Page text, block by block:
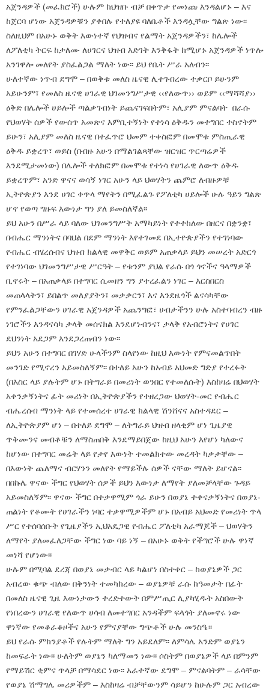
አጀንዳዎች (መፈክሮች) ሁሉም ከህዝቡ ብቻ በቀጥታ የመነጩ እንዳልሆኑ – እና
ከጀርባ ሆነው አጀንዳዎቹን ያቀበሉ የተለያዩ ባለቤቶች እንዳሏቸው ግልጽ ነው፡፡
ስለዚህም በአሁኑ ወቅት እውነተኛ የህዝብና የልማት አጀንዳዎችን፣ ከሌሎች
ለፖለቲካ ትርፍ ከታለሙ ለሀገርና ህዝብ እድገት እንቅፋት ከሚሆኑ አጀንዳዎች ነጥሎ
አንገዋሎ መለየት ያስፈልጋል ማለት ነው፡፡ ይህ የቤት ሥራ አለብን፡፡
ሁለተኛው ነጥብ ደግሞ – በወቅቱ መለስ ዜናዊ ሊተገብረው ተቃርቦ ይሁንም
አይሁንም፣ የመለስ ዜናዊ ሀገራዊ ህገመንግሥታዊ ‹‹የለውጥ›› ወይም ‹‹ማሻሻያ››
ዕቅድ በሌሎች ሀይሎች ጣልቃገብነት ይጨናገፍበትም፣ አሊያም ምናልባት በራሱ
የህወሃት ሰዎች የውሰጥ አመጽና እምቢተኝነት የተነሳ ዕቅዱን መተግበር ተስኖትም
ይሁን፣ አሊያም መለስ ዜናዊ በተፈጥሮ ህመም ተቀስፎም በመሞቱ ምስጢራዊ
ዕቅዱ ይቋረጥ፣ ወይስ (በብዙ አሁን በማልገልጻቸው ዝርዝር ጥርጣሬዎች
እንደሚታመነው) በሌሎች ተለክፎም በመሞቱ የተነሳ የሀገራዊ ለውጥ ዕቅዱ
ይቋረጥም፣ አንድ ዋናና ወሳኝ ነገር አሁን ላይ ህወሃትን ጨምሮ ለብዙዎቹ
ኢትዮጵያን እንደ ሀገር ቀጥላ ማየትን በሚፈልጉ የፖለቲካ ሀይሎች ሁሉ ዓይን ግልጽ
ሆኖ የወጣ ግዙፍ እውነታ ግን ያለ ይመስለኛል፡፡
ይህ አሁን በሥራ ላይ ባለው ህገመንግሥት አማካይነት የተተከለው በዘርና በቋንቋ፣
በብሔር ማንነትና በባህል በደም ማንነት እየተገመደ በኢተዮጵያችን የተገነባው
የብሔር ብሄረሰብና ህዝብ ክልላዊ መዋቅር ወይም አጠቃላይ ይህን መሠረት አድርጎ
የተገነባው ህገመንግሥታዊ ሥርዓት – የቱንም ያህል የራሱ በጎ ጎኖችና ዓላማዎች
ቢኖሩት – በአጠቃላይ በተግባር ሲመዘን ግን ያተረፈልን ነገር – እርስበርስ
መጠላላትን፣ ይበልጥ መለያያትን፣ መቃቃርን፣ እና እንደዜጎች ልናሳካቸው
የምንፈልጋቸውን ሀገራዊ አጀንዳዎች አጨንግፎ፣ ሀብታችንን ሁሉ አስተባብረን ብዙ
ነገሮችን እንዳናሳካ ታላቅ መሰናክል እንደሆነብንና፣ ታላቅ የአብሮነትና የሀገር
ደህንነት አደጋም እንደጋረጠብን ነው፡፡
ይህን አሁን በተግባር በገሃድ ሁላችንም ስላየነው ከዚህ እውነት የምናመልጥበት
መንገድ የሚኖረን አይመስለኝም፡፡ በተለይ አሁን ከአብይ አህመድ ግድያ የተረፉት
(በእስር ላይ ያሉትም ሆኑ በትግራይ በመሪነት ወንበር የተመለሱት) እስከዛሬ በህወሃት
አቀንቃኝነትና ፊት መሪነት በኢትዮጵያችን የተዘረጋው ህወሃት-መር የብሔር
ብሔረሰብ ማንነት ላይ የተመሰረተ ሀገራዊ ክልላዊ ሽንሸናና አስተዳደር –
ለኢትዮጵያም ሆነ – በተለይ ደግሞ – ለትግራይ ህዝብ ዘላቂም ሆነ ጊዜያዊ
ጥቅሙንና መብቶቹን ለማስጠበቅ እንደማይበጀው ከዚህ አሁን እየሆነ ካለውና
ከሆነው በተግባር መሬት ላይ የታየ እውነት ተመልክተው መረዳት ካቃታቸው –
በእውነት ጨለማና ብርሃንን መለየት የማይችሉ ሰዎች ናቸው ማለት ይሆናል፡፡
በበኩሌ ዋናው ችግር የህወሃት ሰዎች ይህን እውነታ ለማየት ያለመቻላቸው ጉዳይ
አይመስለኝም፡፡ ዋናው ችግር በተቃዋሚም ጎራ ይሁን በወያኔ ተቀናቃኝነትና በወያኔ-
ጠልነት የቆሙት የሀገራችን ነባር ተቃዋሚዎችም ሆኑ በአብይ አህመድ የመሪነት ጥላ
ሥር የተሰባሰቡት የጊዜያችን ኢህአዴጋዊ የብሔር ፖለቲካ አራማጆች – ህወሃትን
ለማየት ያለመፈለጋቸው ችግር ነው ባይ ነኝ – በአሁኑ ወቅት የችግሮች ሁሉ ዋነኛ
መነሻ የሆነው፡፡
ሁሉም በሚባል ደረጃ በወያኔ መቃብር ላይ ካልሆነ በስተቀር – ከወያኔዎች ጋር
አብረው ቁጭ ብለው በቅንነት ተመካክረው – ወያኔዎቹ ራሱ ከዓመታት በፊት
በመለስ ዜናዊ ጊዜ እውነታውን ተረድተውት በምሥጢር ሊያካሂዱት አስበውት
የነበረውን ሀገራዊ የለውጥ ሀሳብ ለመተግበር አንዳችም ፍላጎት ያለመኖሩ ነው
ዋነኛው የመቆራቆዞችና አሁን የምናያቸው ግጭቶች ሁሉ መንስዔ፡፡
ይህ የራሱ ምክንያቶች የሉትም ማለት ግን አይደለም፡፡ ለምሳሌ አንድም ወያኔን
ከመፍራት ነው፡፡ ሁለትም ወያኔን ካለማመን ነው፡፡ ሶስትም በወያኔዎች ላይ በምንም
የማይሽር ቂምና ጥላቻ በማሳደር ነው፡፡ አራተኛው ደግሞ – ምናልባትም – ራሳቸው
የወያኔ ሽማግሌ መሪዎችም – እስከዛሬ ብቻቸውንም ሳይሆን ከሁሉም ጋር አብረው